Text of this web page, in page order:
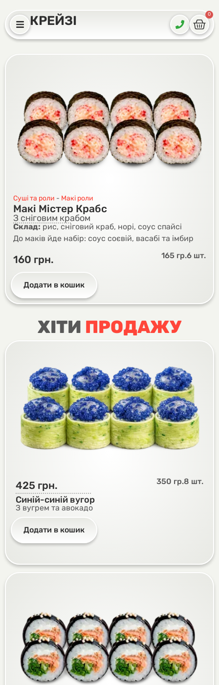
КРЕЙЗІ 0
Суші та роли - Макі роли
Макі Містер Крабс
З сніговим крабом
Склад:рис, сніговий краб, норі, соус спайсі
До маків йде набір: соус соєвій, васабі та імбир
160 грн. 165 гр.6 шт.
Додати в кошик
ХІТИ ПРОДАЖУ
425 грн. 350 гр.8 шт.
Синій-синій вугор
З вугрем та авокадо
Додати в кошик